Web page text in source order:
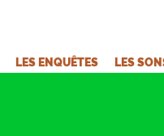
LES ENQUÊTES LES